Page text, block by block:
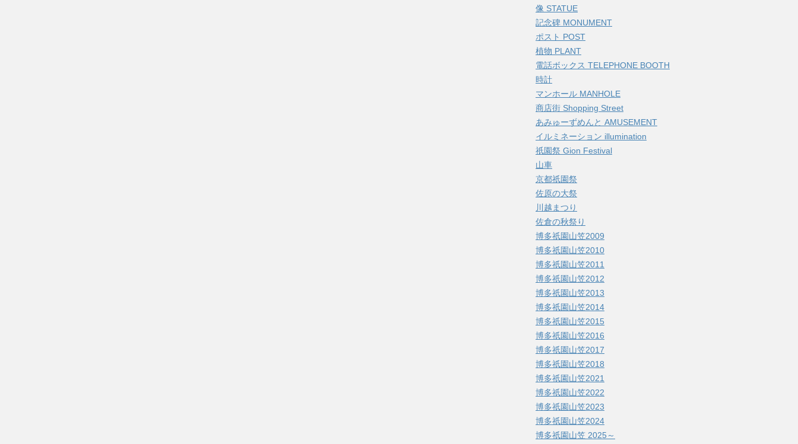
像 STATUE
記念碑 MONUMENT
ポスト POST
植物 PLANT
電話ボックス TELEPHONE BOOTH
時計
マンホール MANHOLE
商店街 Shopping Street
あみゅーずめんと AMUSEMENT
イルミネーション illumination
祇園祭 Gion Festival
山車
京都祇園祭
佐原の大祭
川越まつり
佐倉の秋祭り
博多祇園山笠2009
博多祇園山笠2010
博多祇園山笠2011
博多祇園山笠2012
博多祇園山笠2013
博多祇園山笠2014
博多祇園山笠2015
博多祇園山笠2016
博多祇園山笠2017
博多祇園山笠2018
博多祇園山笠2021
博多祇園山笠2022
博多祇園山笠2023
博多祇園山笠2024
博多祇園山笠 2025～